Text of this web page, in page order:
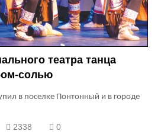
театра танца
солью
в поселке Понтонный и в городе
2338 0